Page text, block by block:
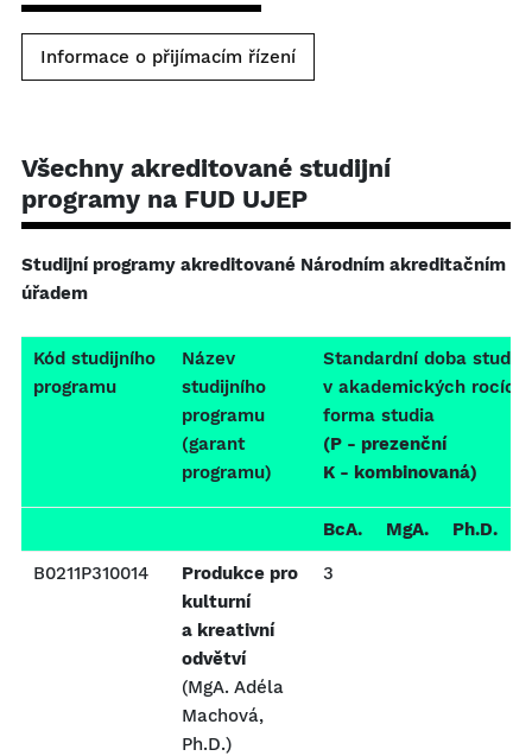
Informace o přijímacím řízení
Všechny akreditované studijní
programy na FUD UJEP
Studijní programy akreditované Národním akreditačním
úřadem
Kód studijního
programu
Název
studijního
programu
(garant
programu)
Standardní doba studia
v akademických
forma studia
(P - prezenční
K - kombinovaná)
BcA. MgA. Ph.D.
B0211P310014
Produkce pro
kulturní
a kreativní
odvětví
(MgA. Adéla
Machová,
Ph.D.)
3